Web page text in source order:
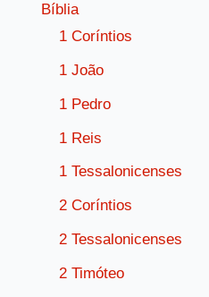
Bíblia
1 Coríntios
1 João
1 Pedro
1 Reis
1 Tessalonicenses
2 Coríntios
2 Tessalonicenses
2 Timóteo